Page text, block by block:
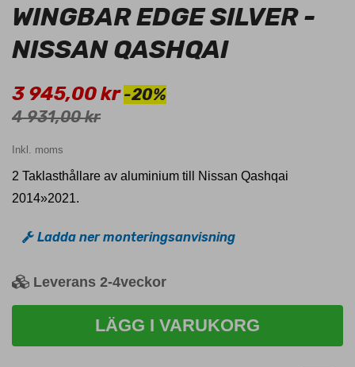
WINGBAR EDGE SILVER -
NISSAN QASHQAI
3 945,00 kr -20%
4 931,00 kr
Inkl. moms
2 Taklasthållare av aluminium till Nissan Qashqai
2014»2021.
Ladda ner monteringsanvisning
Leverans 2-4veckor
LÄGG I VARUKORG